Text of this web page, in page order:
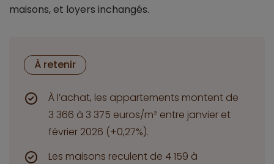
maisons, et loyers inchangés.
À retenir
À l’achat, les appartements montent de
3 366 à 3 375 euros/m² entre janvier et
février 2026 (+0,27%).
Les maisons reculent de 4 159 à